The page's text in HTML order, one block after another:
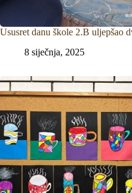
Ususret danu škole 2.B uljepšao
8 siječnja, 2025